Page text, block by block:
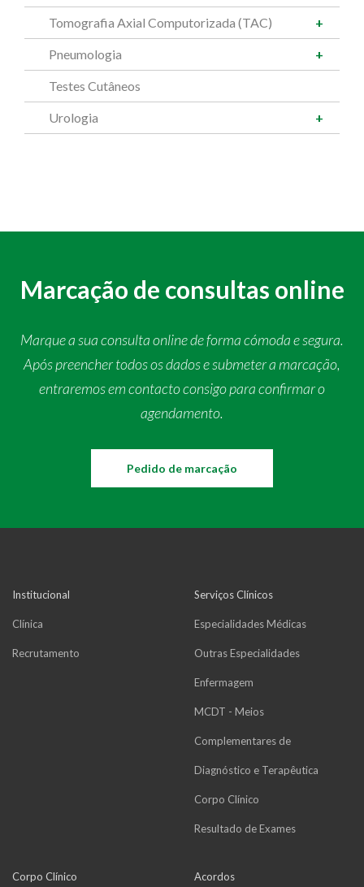
Tomografia Axial Computorizada (TAC)
Pneumologia
Testes Cutâneos
Urologia
Marcação de consultas online
Marque a sua consulta online de forma cómoda e segura.
Após preencher todos os dados e submeter a marcação,
entraremos em contacto consigo para confirmar o
agendamento.
Pedido de marcação
Institucional
Clínica
Recrutamento
Serviços Clínicos
Especialidades Médicas
Outras Especialidades
Enfermagem
MCDT - Meios
Complementares de
Diagnóstico e Terapêutica
Corpo Clínico
Resultado de Exames
Corpo Clínico Acordos